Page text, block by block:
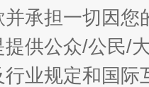
承担一切因
提供公众/公民/
业规定和国